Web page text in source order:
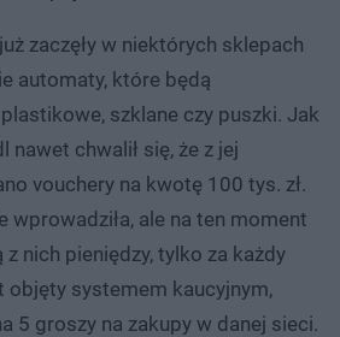
zaczęły w niektórych sklepach
automaty, które będą
szklane czy puszki. Jak
nawet chwalił się, że z jej
vouchery na kwotę 100 tys. zł.
wprowadziła, ale na ten moment
nich pieniędzy, tylko za każdy
objęty systemem kaucyjnym,
5 groszy na zakupy w danej sieci.